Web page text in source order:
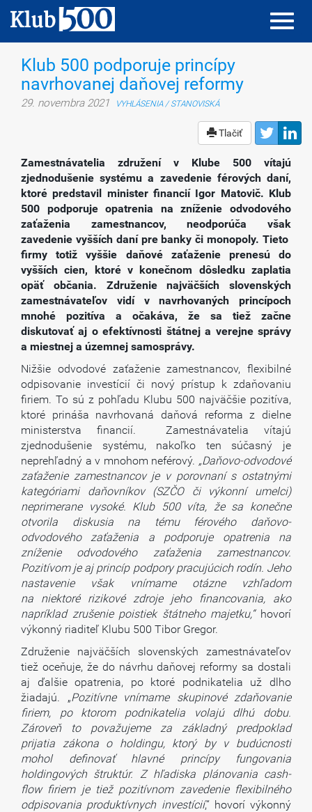
Klub 500 podporuje princípy
navrhovanej daňovej reformy
29. novembra 2021 VYHLÁSENIA / STANOVISKÁ
Tlačiť
Zamestnávatelia združení v Klube 500 vítajú
zjednodušenie systému a zavedenie férových daní,
ktoré predstavil minister financií Igor Matovič. Klub
500 podporuje opatrenia na zníženie odvodového
zaťaženia zamestnancov, neodporúča však
zavedenie vyšších daní pre banky či monopoly. Tieto
firmy totiž vyššie daňové zaťaženie prenesú do
vyšších cien, ktoré v konečnom dôsledku zaplatia
opäť občania. Združenie najväčších slovenských
zamestnávateľov vidí v navrhovaných princípoch
mnohé pozitíva a očakáva, že sa tiež začne
diskutovať aj o efektívnosti štátnej a verejne správy
a miestnej a územnej samosprávy.
Nižšie odvodové zaťaženie zamestnancov, flexibilné
odpisovanie investícií či nový prístup k zdaňovaniu
firiem. To sú z pohľadu Klubu 500 najväčšie pozitíva,
ktoré prináša navrhovaná daňová reforma z dielne
ministerstva financií. Zamestnávatelia vítajú
zjednodušenie systému, nakoľko ten súčasný je
neprehľadný a v mnohom neférový. „Daňovo-odvodové
zaťaženie zamestnancov je v porovnaní s ostatnými
kategóriami daňovníkov (SZČO či výkonní umelci)
neprimerane vysoké. Klub 500 víta, že sa konečne
otvorila diskusia na tému férového daňovo-
odvodového zaťaženia a podporuje opatrenia na
zníženie odvodového zaťaženia zamestnancov.
Pozitívom je aj princíp podpory pracujúcich rodín. Jeho
nastavenie však vnímame otázne vzhľadom
na niektoré rizikové zdroje jeho financovania, ako
napríklad zrušenie poistiek štátneho majetku,“ hovorí
výkonný riaditeľ Klubu 500 Tibor Gregor.
Združenie najväčších slovenských zamestnávateľov
tiež oceňuje, že do návrhu daňovej reformy sa dostali
aj ďalšie opatrenia, po ktoré podnikatelia už dlho
žiadajú. „Pozitívne vnímame skupinové zdaňovanie
firiem, po ktorom podnikatelia volajú dlhú dobu.
Zároveň to považujeme za základný predpoklad
prijatia zákona o holdingu, ktorý by v budúcnosti
mohol definovať hlavné princípy fungovania
holdingových štruktúr. Z hľadiska plánovania cash-
flow firiem je tiež pozitívnom zavedenie flexibilného
odpisovania produktívnych investícií,“ hovorí výkonný